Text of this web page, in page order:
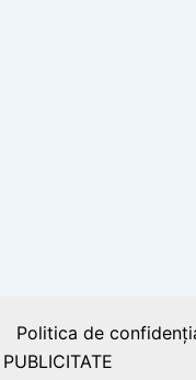
Politica de
PUBLICITATE